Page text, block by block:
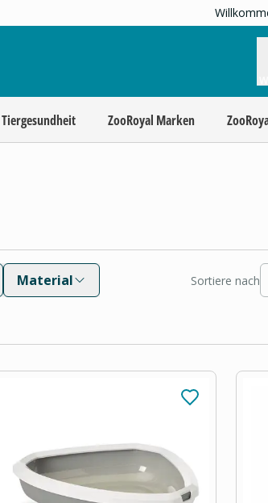
Tiergesundheit ZooRoyal Marken
Material
Sortiere nach